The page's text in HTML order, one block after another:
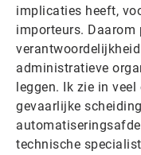
implicaties heeft,
importeurs. Daarom
administratieve
leggen. Ik zie in
gevaarlijke
technische